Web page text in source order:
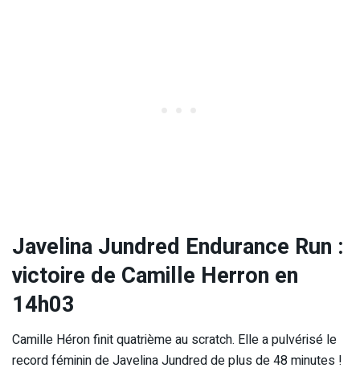
Javelina Jundred Endurance Run :
victoire de Camille Herron en
14h03
Camille Héron finit quatrième au scratch. Elle a pulvérisé le
record féminin de Javelina Jundred de plus de 48 minutes !